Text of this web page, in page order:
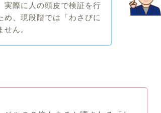
実際に人の頭皮で検証を行
め、現段階では「わさびに
ん。